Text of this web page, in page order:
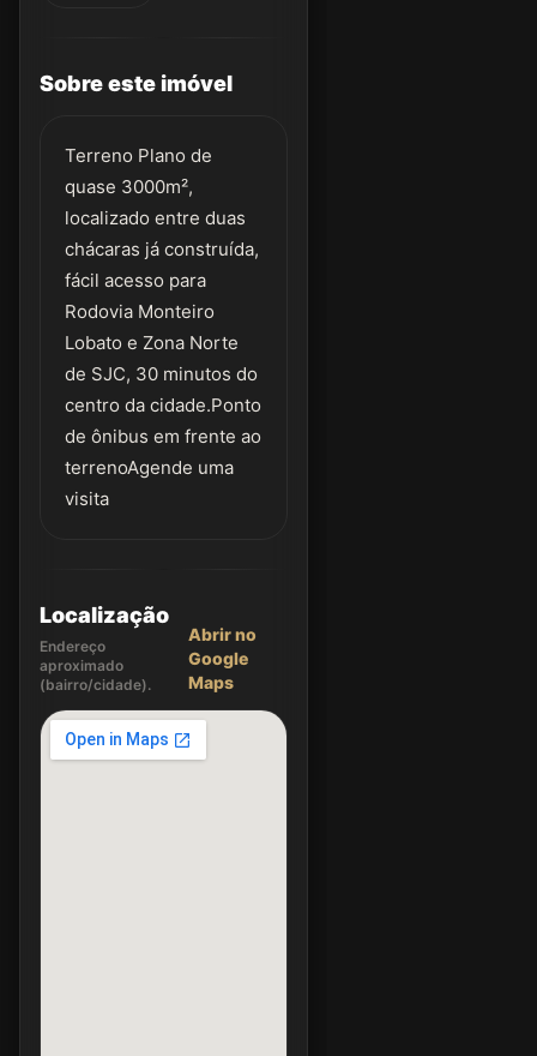
Sobre este imóvel
Terreno Plano de
quase 3000m²,
localizado entre duas
chácaras já construída,
fácil acesso para
Rodovia Monteiro
Lobato e Zona Norte
de SJC, 30 minutos do
centro da cidade.Ponto
de ônibus em frente ao
terrenoAgende uma
visita
Localização
Endereço
aproximado
(bairro/cidade).
Abrir no
Google
Maps